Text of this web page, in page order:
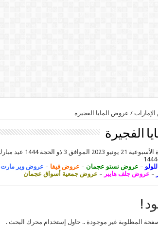
/ عروض المايا الفجيرة
الفجيرة
عيد مبارك . تابعوا معنا أحدث
– عروض نستو عجمان – عروض فيفا – عروض وير مارت
– عروض جلف هايبر – عروض جمعية أسواق عجمان
!
المطلوبة غير موجودة .. حاول إستخدام محرك البحث .